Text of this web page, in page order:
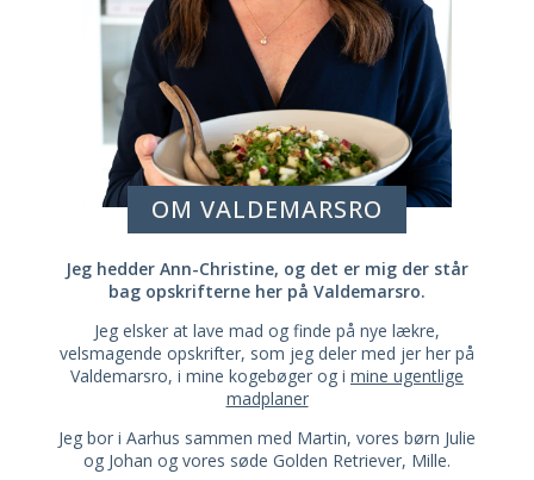
OM VALDEMARSRO
Jeg hedder Ann-Christine, og det er mig der står
bag opskrifterne her på Valdemarsro.
Jeg elsker at lave mad og finde på nye lækre,
velsmagende opskrifter, som jeg deler med jer her på
Valdemarsro, i mine kogebøger og i mine ugentlige
madplaner
Jeg bor i Aarhus sammen med Martin, vores børn Julie
og Johan og vores søde Golden Retriever, Mille.